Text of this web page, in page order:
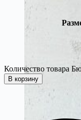
Количество товара
В корзину